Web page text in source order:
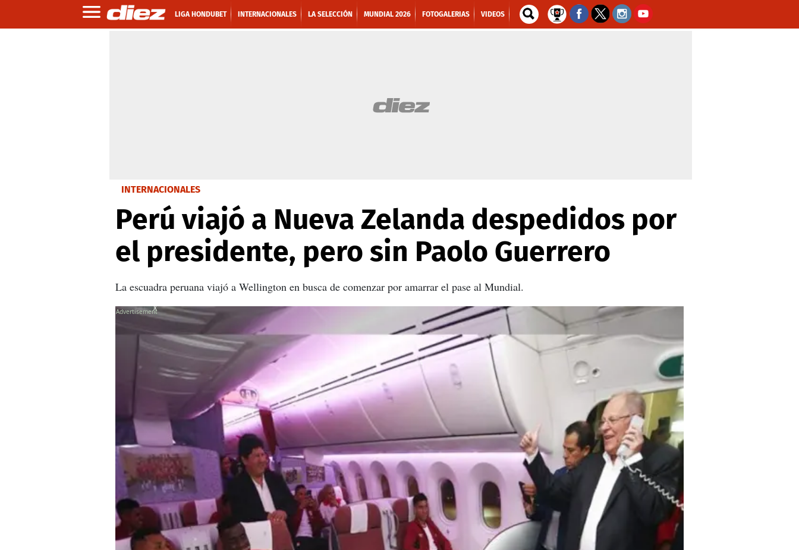
LIGA HONDUBET INTERNACIONALES LA SELECCIÓN MUNDIAL 2026 FOTOGALERIAS VIDEOS
INTERNACIONALES
Perú viajó a Nueva Zelanda despedidos por
el presidente, pero sin Paolo Guerrero
La escuadra peruana viajó a Wellington en busca de comenzar por amarrar el pase al Mundial.
X